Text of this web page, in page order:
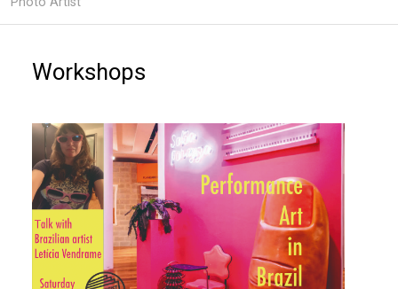
Workshops